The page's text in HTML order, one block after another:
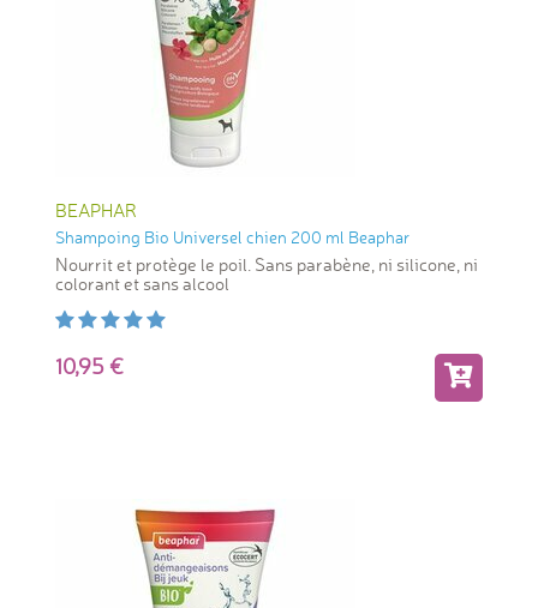
BEAPHAR
Shampoing Bio Universel chien 200 ml Beaphar
Nourrit et protège le poil. Sans parabène, ni silicone, ni
colorant et sans alcool
10,95